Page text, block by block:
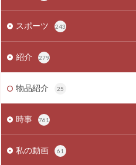
スポーツ 243
紹介 279
物品紹介 25
時事 761
私の動画 61